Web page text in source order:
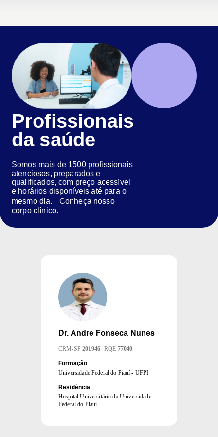
Profissionais
da saúde
Somos mais de 1500 profissionais
atenciosos, preparados e
qualificados, com preço acessível
e horários disponíveis até para o
mesmo dia. Conheça nosso
corpo clínico.
Dr. Andre Fonseca Nunes
CRM-SP 201946 RQE 77040
Formação
Universidade Federal do Piauí - UFPI
Residência
Hospital Universitário da Universidade
Federal do Piauí